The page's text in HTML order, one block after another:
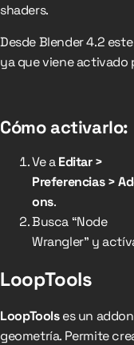
shaders.
Desde Blender 4.2
ya que viene activado
Cómo activarlo:
Ve aEditar >
Preferencias >
ons.
Busca “Node
Wrangler” y
LoopTools
LoopToolses un
geometría. Permite